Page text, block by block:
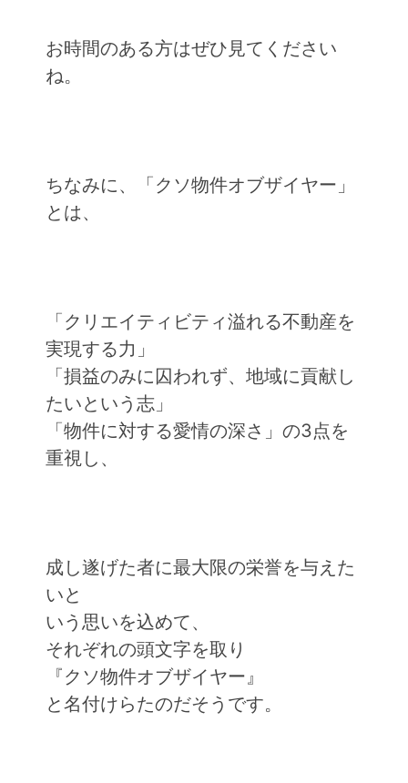
お時間のある方はぜひ見てください
ね。
ちなみに、「クソ物件オブザイヤー」
とは、
「クリエイティビティ溢れる不動産を
実現する力」
「損益のみに囚われず、地域に貢献し
たいという志」
「物件に対する愛情の深さ」の3点を
重視し、
成し遂げた者に最大限の栄誉を与えた
いと
いう思いを込めて、
それぞれの頭文字を取り
『クソ物件オブザイヤー』
と名付けらたのだそうです。